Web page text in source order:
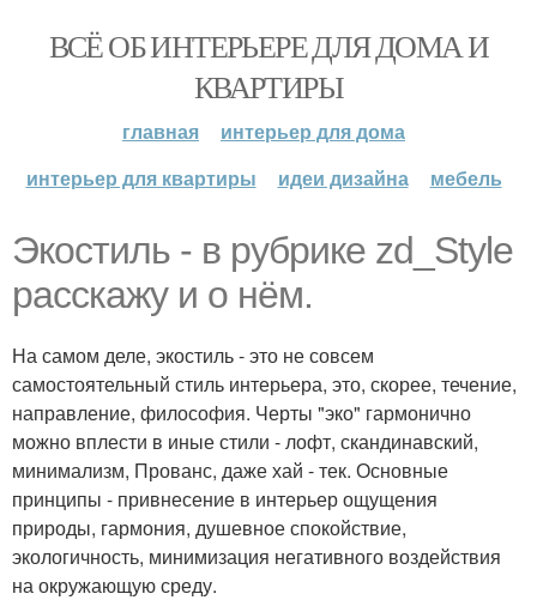
ВСЁ ОБ ИНТЕРЬЕРЕ ДЛЯ ДОМА И
КВАРТИРЫ
главная
интерьер для дома
интерьер для квартиры
идеи дизайна мебель
Экостиль - в рубрике zd_Style
расскажу и о нём.
На самом деле, экостиль - это не совсем
самостоятельный стиль интерьера, это, скорее, течение,
направление, философия. Черты "эко" гармонично
можно вплести в иные стили - лофт, скандинавский,
минимализм, Прованс, даже хай - тек. Основные
принципы - привнесение в интерьер ощущения
природы, гармония, душевное спокойствие,
экологичность, минимизация негативного воздействия
на окружающую среду.